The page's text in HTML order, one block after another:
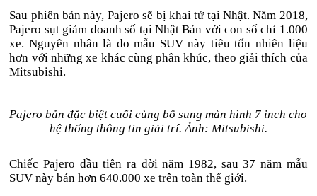
Sau phiên bản này, Pajero sẽ bị khai tử tại Nhật. Năm 2018,
Pajero sụt giảm doanh số tại Nhật Bản với con số chỉ 1.000
xe. Nguyên nhân là do mẫu SUV này tiêu tốn nhiên liệu
hơn với những xe khác cùng phân khúc, theo giải thích của
Mitsubishi.
Pajero bản đặc biệt cuối cùng bổ sung màn hình 7 inch cho
hệ thống thông tin giải trí. Ảnh: Mitsubishi.
Chiếc Pajero đầu tiên ra đời năm 1982, sau 37 năm mẫu
SUV này bán hơn 640.000 xe trên toàn thế giới.